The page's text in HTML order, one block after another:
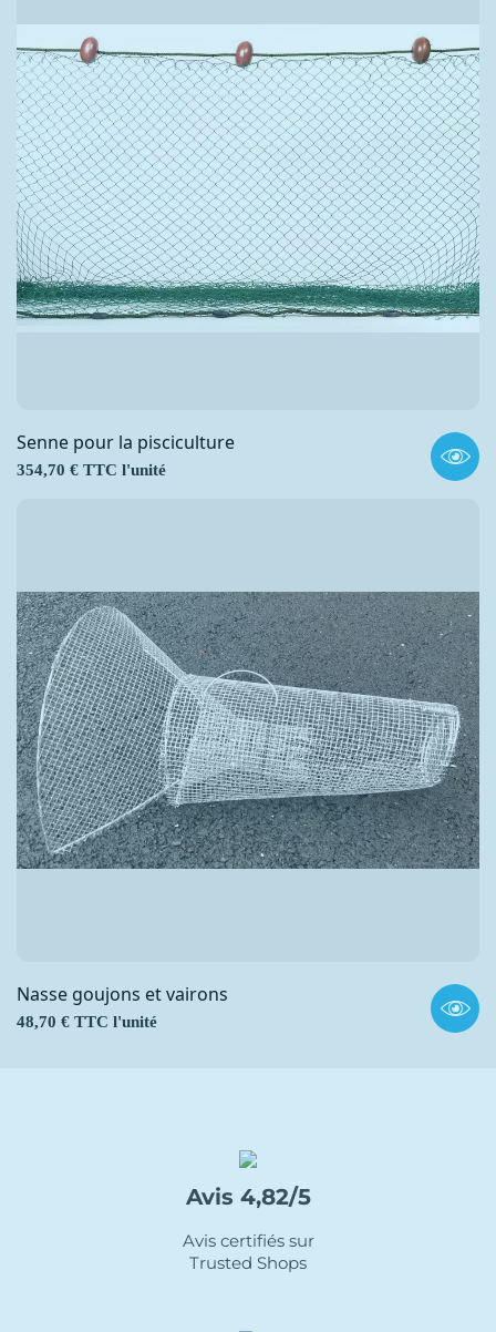
Senne pour la pisciculture
Prix
354,70 € TTC l'unité
Nasse goujons et vairons
Prix
48,70 € TTC l'unité
Avis 4,82/5
Avis certifiés sur
Trusted Shops